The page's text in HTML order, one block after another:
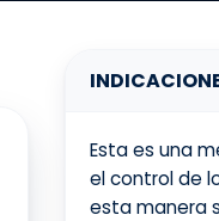
Esta es una
el control de
esta manera